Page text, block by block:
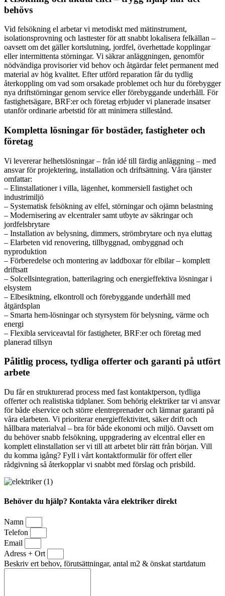
behövs
Vid felsökning el arbetar vi metodiskt med mätinstrument,
isolationsprovning och lasttester för att snabbt lokalisera felkällan –
oavsett om det gäller kortslutning, jordfel, överhettade kopplingar
eller intermittenta störningar. Vi säkrar anläggningen, genomför
nödvändiga provisorier vid behov och åtgärdar felet permanent med
material av hög kvalitet. Efter utförd reparation får du tydlig
återkoppling om vad som orsakade problemet och hur du förebygger
nya driftstörningar genom service eller förebyggande underhåll. För
fastighetsägare, BRF:er och företag erbjuder vi planerade insatser
utanför ordinarie arbetstid för att minimera stillestånd.
Kompletta lösningar för bostäder, fastigheter och
företag
Vi levererar helhetslösningar – från idé till färdig anläggning – med
ansvar för projektering, installation och driftsättning. Våra tjänster
omfattar:
– Elinstallationer i villa, lägenhet, kommersiell fastighet och
industrimiljö
– Systematisk felsökning av elfel, störningar och ojämn belastning
– Modernisering av elcentraler samt utbyte av säkringar och
jordfelsbrytare
– Installation av belysning, dimmers, strömbrytare och nya eluttag
– Elarbeten vid renovering, tillbyggnad, ombyggnad och
nyproduktion
– Förberedelse och montering av laddboxar för elbilar – komplett
driftsatt
– Solcellsintegration, batterilagring och energieffektiva lösningar i
elsystem
– Elbesiktning, elkontroll och förebyggande underhåll med
åtgärdsplan
– Smarta hem-lösningar och styrsystem för belysning, värme och
energi
– Flexibla serviceavtal för fastigheter, BRF:er och företag med
planerad tillsyn
Pålitlig process, tydliga offerter och garanti på utfört
arbete
Du får en strukturerad process med fast kontaktperson, tydliga
offerter och realistiska tidplaner. Som behörig elektriker tar vi ansvar
för både elservice och större elentreprenader och lämnar garanti på
våra elarbeten. Vi prioriterar energieffektivitet, säker drift och
hållbara materialval – bra för både ekonomi och miljö. Oavsett om
du behöver snabb felsökning, uppgradering av elcentral eller en
komplett elinstallation ser vi till att arbetet blir rätt från början. Vill
du komma igång? Fyll i vårt kontaktformulär för offert eller
rådgivning så återkopplar vi snabbt med förslag och prisbild.
Behöver du hjälp? Kontakta våra elektriker direkt
Namn
Telefon
Email
Adress + Ort
Beskriv ert behov, förutsättningar, antal m2 & önskat startdatum